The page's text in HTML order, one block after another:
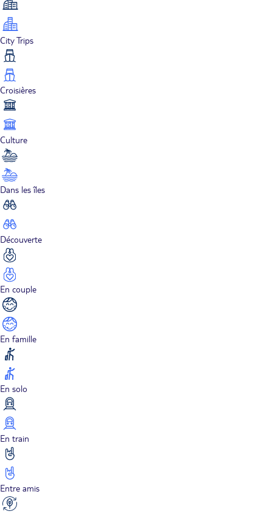
City Trips
Croisières
Culture
Dans les îles
Découverte
En couple
En famille
En solo
En train
Entre amis